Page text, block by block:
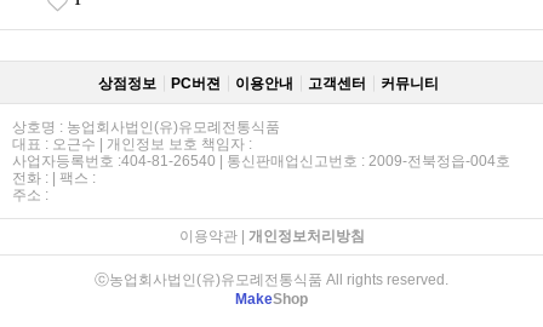
상점정보 PC버젼 이용안내 고객센터 커뮤니티
상호명 : 농업회사법인(유)유모례전통식품
대표 : 오근수 | 개인정보 보호 책임자 :
사업자등록번호 :404-81-26540 | 통신판매업신고번호 : 2009-전북정읍-004호
전화 : | 팩스 :
주소 :
이용약관| 개인정보처리방침
ⓒ농업회사법인(유)유모례전통식품 All rights reserved.
MakeShop